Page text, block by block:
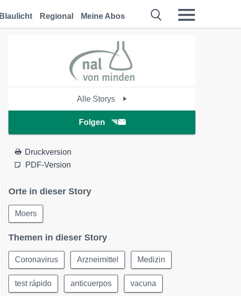
Blaulicht Regional Meine Abos
Alle Storys
Folgen
Druckversion
PDF-Version
Orte in dieser Story
Moers
Themen in dieser Story
Coronavirus Arzneimittel Medizin
test rápido anticuerpos vacuna